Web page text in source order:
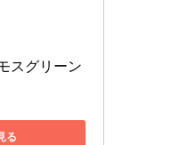
スグリーン
る